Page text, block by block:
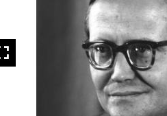
Vollbild